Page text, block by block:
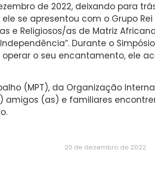
de 2022, deixando para
se apresentou com o Grupo
e Religiosos/as de Matriz
Durante o
o seu encantamento, ele
(MPT), da Organização
amigos (as) e familiares
20 de dezembro de 2022